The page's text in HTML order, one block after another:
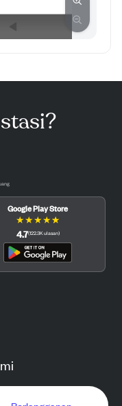
Google Play Store
★★★★★
4.7(122.3K ulasan)